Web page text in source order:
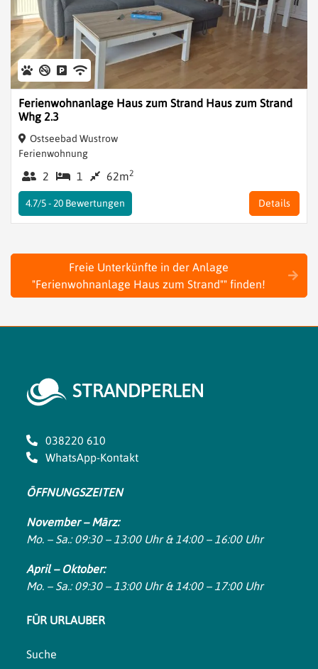
Ferienwohnanlage Haus zum Strand Haus zum Strand
Whg 2.3
Ostseebad Wustrow
Ferienwohnung
2 1 62m2
Details
4.7/5 - 20 Bewertungen
Freie Unterkünfte in der Anlage
"Ferienwohnanlage Haus zum Strand"" finden!
038220 610
WhatsApp-Kontakt
ÖFFNUNGSZEITEN
November – März:
Mo. – Sa.: 09:30 – 13:00 Uhr & 14:00 – 16:00 Uhr
April – Oktober:
Mo. – Sa.: 09:30 – 13:00 Uhr & 14:00 – 17:00 Uhr
FÜR URLAUBER
Suche